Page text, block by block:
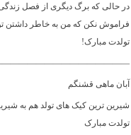
در حالی که برگ دیگری از فصل
فراموش نکن که من به خاطر داشتن
تولدت مبارک!
آبان ماهی قشنگم
شیرین ترین کیک های تولد هم به
تولدت مبارک